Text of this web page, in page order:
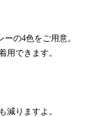
の4色をご用意。
用できます。
減りますよ。